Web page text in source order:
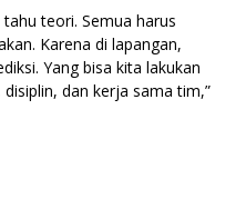
teori. Semua harus
Karena di lapangan,
Yang bisa kita lakukan
dan kerja sama tim,”